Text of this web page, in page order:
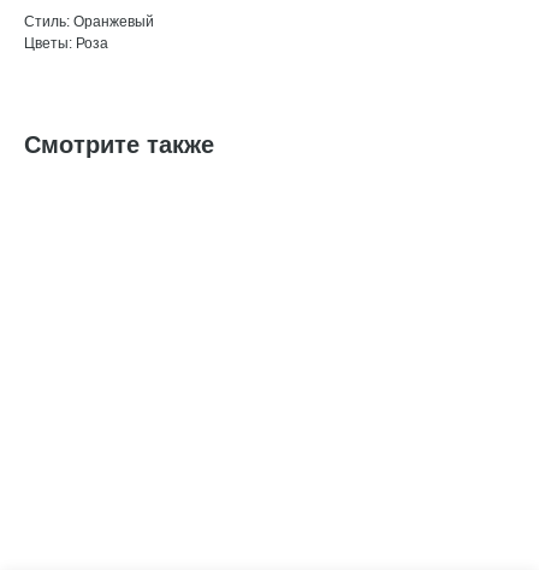
Стиль: Оранжевый
Цветы: Роза
Смотрите также